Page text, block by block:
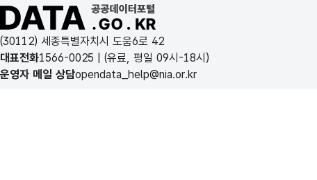
국가정보자원관리원
한국지역정보개발원
공공데이터포털 바로가기
(30112) 세종특별자치시 도움6로 42
대표전화1566-0025 | (유료, 평일 09시-18시)
운영자 메일 상담opendata_help@nia.or.kr